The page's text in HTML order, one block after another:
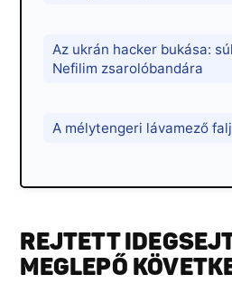
Az ukrán hacker bukása:
Nefilim zsarolóbandára
A mélytengeri lávamező
REJTETT
MEGLEPŐ